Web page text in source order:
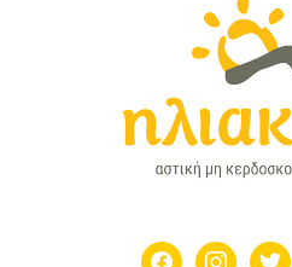
facebookinstagramtwitter